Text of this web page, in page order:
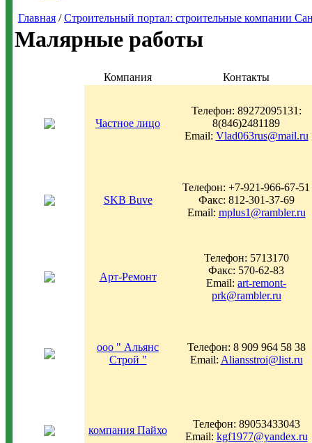
Главная /Строительный портал: строительные компании
Малярные работы
Компания Контакты
Частное лицо
Телефон: 89272095131:
8(846)2481189
Email: Vlad063rus@mail.ru
SKB Buve
Телефон: +7-921-966-67-51
Факс: 812-301-37-69
Email: mplus1@rambler.ru
Арт-Ремонт
Телефон: 5713170
Факс: 570-62-83
Email: art-remont-
prk@rambler.ru
ооо " Альянс
Строй "
Телефон: 8 909 964 58 38
Email: Aliansstroi@list.ru
компания Пайхо
Телефон: 89053433043
Email: kgf1977@yandex.ru